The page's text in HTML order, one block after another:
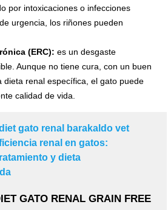
por intoxicaciones o infecciones
urgencia, los riñones pueden
(ERC): es un desgaste
Aunque no tiene cura, con un buen
dieta renal específica, el gato puede
calidad de vida.
GATO RENAL GRAIN FREE